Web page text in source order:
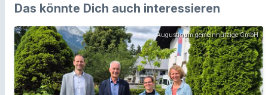
Das könnte Dich auch interessieren
Augustinum gemeinnützige GmbH